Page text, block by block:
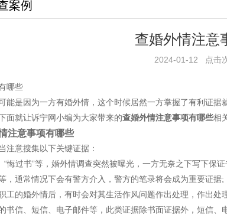
案例
查婚外情注意
2024-01-12 点击
哪些
是因为一方有婚外情，这个时候居然一方掌握了有利证据
面就让诉宁网小编为大家带来的查婚外情注意事项有哪些相
意事项有哪些
意搜集以下关键证据：
过书”等，婚外情调查突然被曝光，一方无奈之下写下保
通常情况下会有警方介入，警方的笔录将会成为重要证据;
的婚外情后，有时会对其生活作风问题作出处理，作出处
信、短信、电子邮件等，此类证据除书面证据外，短信、